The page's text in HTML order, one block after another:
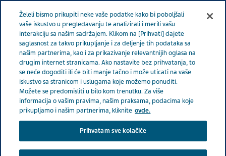
SRBIJA
Serbia Terapeutske oblasti Pedijatrija
Saveti za ishranu
trudnica i dojilja
Saveti za ishranu trudnica i
dojilja
Želeli bismo prikupiti neke vaše podatke kako bi poboljšali
vaše iskustvo u pregledavanju te analizirali i merili vašu
interakciju sa našim sadržajem. Klikom na [Prihvati] dajete
saglasnost za takvo prikupljanje i za deljenje tih podataka sa
našim partnerima, kao i za prikazivanje relevantnijih oglasa na
drugim internet stranicama. Ako nastavite bez prihvatanja, to
se neće dogoditi ili će biti manje tačno i može uticati na vaše
iskustvo sa stranicom i uslugama koje možemo ponuditi.
Možete se predomisliti u bilo kom trenutku. Za više
informacija o vašim pravima, našim praksama, podacima koje
prikupljamo i našim partnerima, kliknite ovde.
Prihvatam sve kolačiće